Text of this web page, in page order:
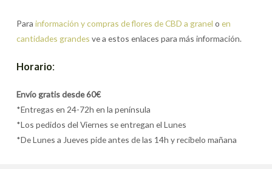
Parainformación y compras de flores de CBD a granel oen
cantidades grandes ve a estos enlaces para más información.
Horario:
Envío gratis desde 60€
*Entregas en 24-72h en la península
*Los pedidos del Viernes se entregan el Lunes
*De Lunes a Jueves pide antes de las 14h y recíbelo mañana